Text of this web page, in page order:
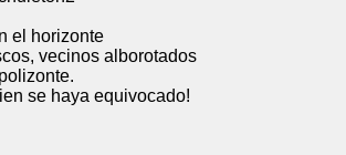
alborotados
equivocado!